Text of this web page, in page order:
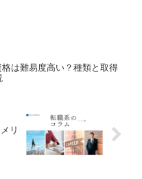
格は難易度高い？種類と取得
リ